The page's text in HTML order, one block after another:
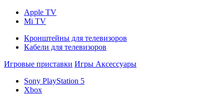
Apple TV
Mi TV
Кронштейны для телевизоров
Кабели для телевизоров
Игровые приставки Игры Аксессуары
Sony PlayStation 5
Xbox